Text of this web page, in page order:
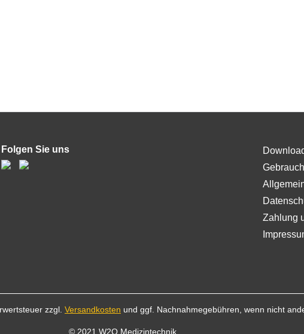
Folgen Sie uns
Zahlung
zzgl. Versandkosten und ggf. Nachnahmegebühren, wenn nicht
© 2021 W2O Medizintechnik